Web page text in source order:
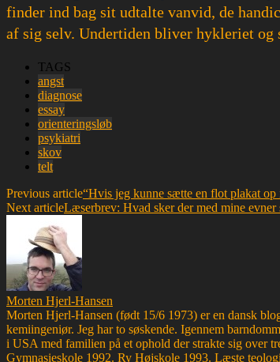
finder ind bag sit udtalte vanvid, de
af sig selv. Undertiden bliver hykleriet og
TAGS
angst
diagnose
essay
orienteringsløb
psykiatri
skov
telt
Previous article“Hvis jeg kunne sætte en flot plakat
Next articleLæserbrev: Hvad sker der med mine
Morten Hjerl-Hansen
Morten Hjerl-Hansen (født 15/6 1973) er en dansk
kemiingeniør. Jeg har to søskende. Igennem
i USA med familien på et ophold der strakte sig over
Gymnasieskole 1992. Ry Højskole 1993. Læste